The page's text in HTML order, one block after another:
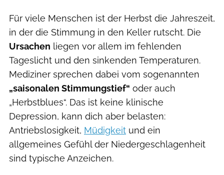
Für viele Menschen ist der Herbst die Jahreszeit,
in der die Stimmung in den Keller rutscht. Die
Ursachen liegen vor allem im fehlenden
Tageslicht und den sinkenden Temperaturen.
Mediziner sprechen dabei vom sogenannten
„saisonalen Stimmungstief“ oder auch
„Herbstblues“. Das ist keine klinische
Depression, kann dich aber belasten:
Antriebslosigkeit, Müdigkeit und ein
allgemeines Gefühl der Niedergeschlagenheit
sind typische Anzeichen.